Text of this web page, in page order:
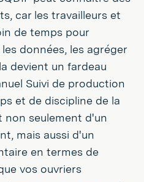
car les travailleurs et
de temps pour
données, les agréger
devient un fardeau
Suivi de production
et de discipline de la
non seulement d'un
mais aussi d'un
en termes de
vos ouvriers